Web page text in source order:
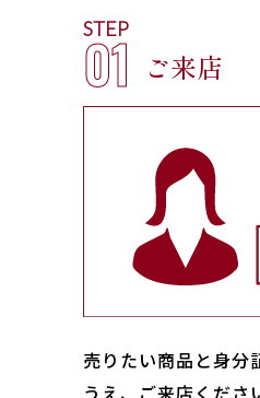
STEP
01 ご来店
売りたい商品と身分
うえ、ご来店くださ